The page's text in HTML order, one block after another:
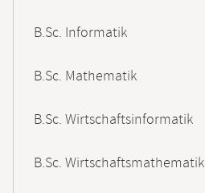
B.Sc. Informatik
B.Sc. Mathematik
B.Sc. Wirtschaftsinformatik
B.Sc. Wirtschaftsmathematik